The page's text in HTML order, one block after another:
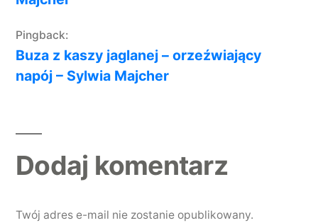
Pingback:
Buza z kaszy jaglanej – orzeźwiający
napój – Sylwia Majcher
Dodaj komentarz
Twój adres e-mail nie zostanie opublikowany.
Dodaj komentarz